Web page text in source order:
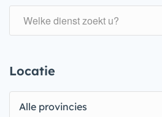
Locatie
Alle provincies